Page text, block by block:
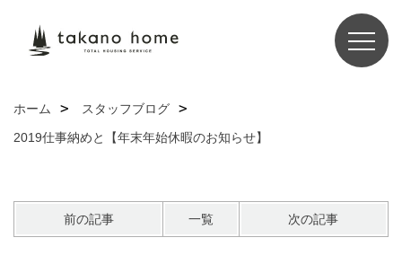
ホーム
スタッフブログ
2019仕事納めと【年末年始休暇のお知らせ】
前の記事 一覧 次の記事